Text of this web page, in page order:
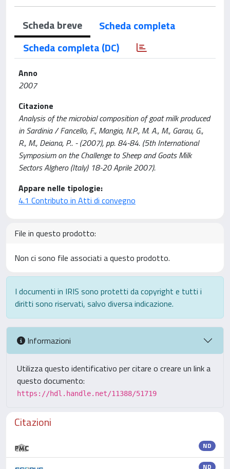
Scheda breve
Scheda completa
Scheda completa (DC)
Anno
2007
Citazione
Analysis of the microbial composition of goat milk produced
in Sardinia / Fancello, F., Mangia, N.P., M. A., M., Garau, G.,
R., M., Deiana, P.. - (2007), pp. 84-84. (5th International
Symposium on the Challenge to Sheep and Goats Milk
Sectors Alghero (Italy) 18-20 Aprile 2007).
Appare nelle tipologie:
4.1 Contributo in Atti di convegno
File in questo prodotto:
Non ci sono file associati a questo prodotto.
I documenti in IRIS sono protetti da copyright e tutti i
diritti sono riservati, salvo diversa indicazione.
Informazioni
Utilizza questo identificativo per citare o creare un link a
questo documento:
https://hdl.handle.net/11388/51719
Citazioni
ND
ND